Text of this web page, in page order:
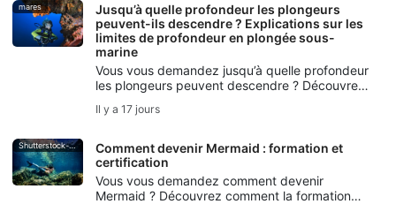
mares
Jusqu’à quelle profondeur les plongeurs
peuvent-ils descendre ? Explications sur les
limites de profondeur en plongée sous-
marine
Vous vous demandez jusqu’à quelle profondeur
les plongeurs peuvent descendre ? Découvrez
marine, la profondeur en plongée récréative,
à partir de quand la plongée technique
commence.
Il y a 17 jours
Shutterstock-Andrea_Izzotti
Comment devenir Mermaid : formation et
certification
Vous vous demandez comment devenir
Mermaid ? Découvrez comment la formation